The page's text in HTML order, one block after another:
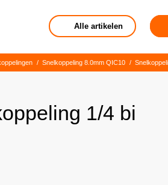
Alle artikelen
/ Snelkoppeling 8.0mm QIC10 /
1/4 bi